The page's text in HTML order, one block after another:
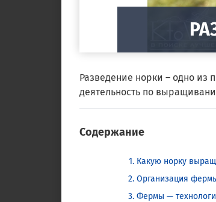
Разведение норки – одно из
деятельность по
Содержание
Какую норку
Организация
Фермы —